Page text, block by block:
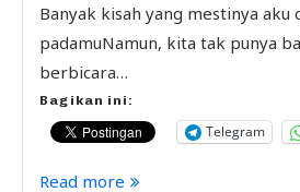
Banyak kisah yang mestinya aku
padamuNamun, kita tak punya
berbicara…
Bagikan ini:
Telegram
Read more